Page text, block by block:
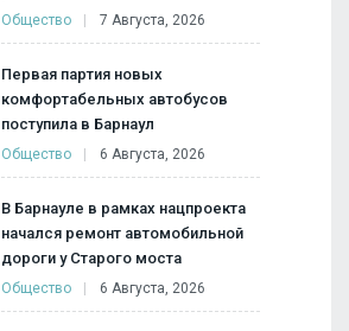
Общество 7 Августа, 2026
Первая партия новых
комфортабельных автобусов
поступила в Барнаул
Общество 6 Августа, 2026
В Барнауле в рамках нацпроекта
начался ремонт автомобильной
дороги у Старого моста
Общество 6 Августа, 2026